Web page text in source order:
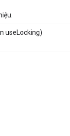
useLocking)